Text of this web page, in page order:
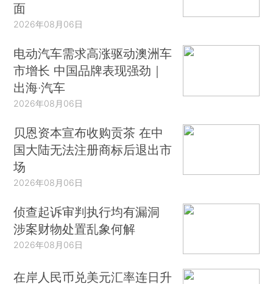
面
2026年08月06日
电动汽车需求高涨驱动澳洲车
市增长 中国品牌表现强劲｜
出海·汽车
2026年08月06日
贝恩资本宣布收购贡茶 在中
国大陆无法注册商标后退出市
场
2026年08月06日
侦查起诉审判执行均有漏洞
涉案财物处置乱象何解
2026年08月06日
在岸人民币兑美元汇率连日升